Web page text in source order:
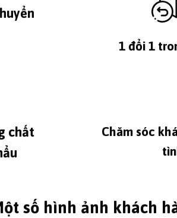
1 đổi 1
chất
Chăm sóc
số hình ảnh khách